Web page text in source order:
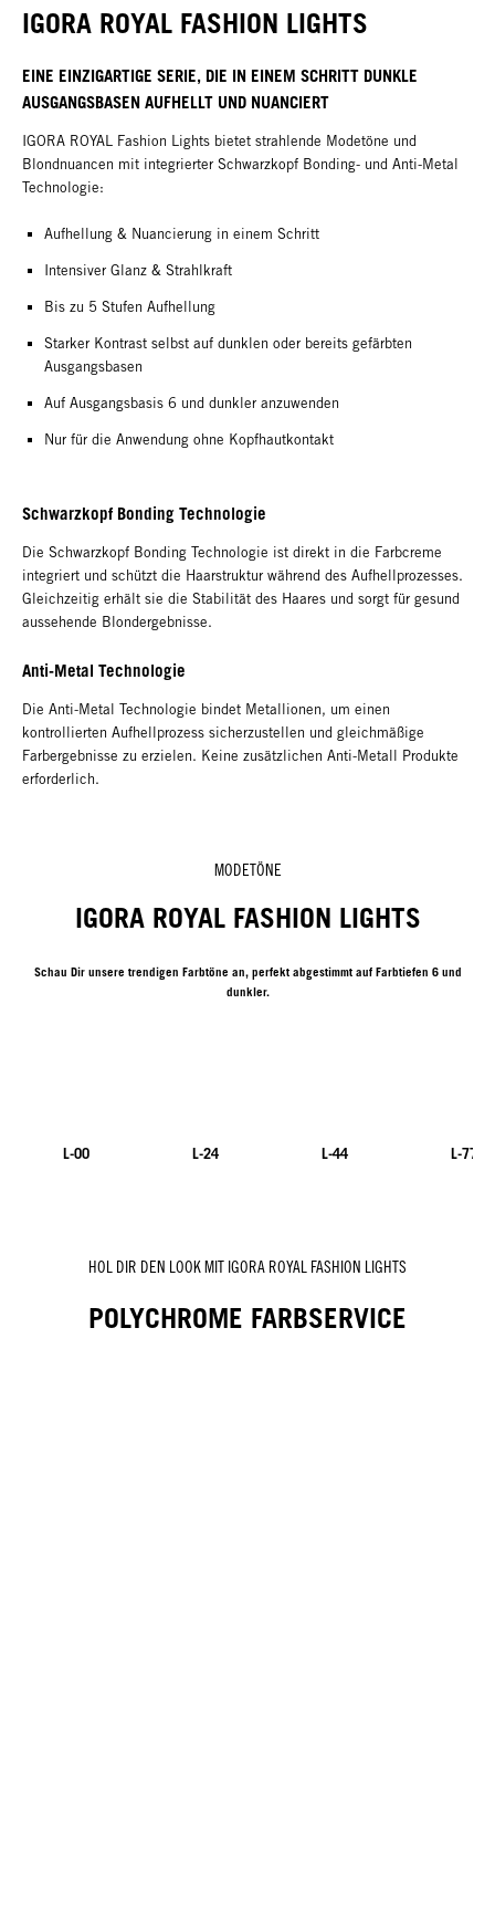
IGORA ROYAL FASHION LIGHTS
EINE EINZIGARTIGE SERIE, DIE IN EINEM SCHRITT DUNKLE
AUSGANGSBASEN AUFHELLT UND NUANCIERT
IGORA ROYAL Fashion Lights bietet strahlende Modetöne und
Blondnuancen mit integrierter Schwarzkopf Bonding- und Anti-Metal
Technologie:
Aufhellung & Nuancierung in einem Schritt
Intensiver Glanz & Strahlkraft
Bis zu 5 Stufen Aufhellung
Starker Kontrast selbst auf dunklen oder bereits gefärbten
Ausgangsbasen
Auf Ausgangsbasis 6 und dunkler anzuwenden
Nur für die Anwendung ohne Kopfhautkontakt
Schwarzkopf Bonding Technologie
Die Schwarzkopf Bonding Technologie ist direkt in die Farbcreme
integriert und schützt die Haarstruktur während des Aufhellprozesses.
Gleichzeitig erhält sie die Stabilität des Haares und sorgt für gesund
aussehende Blondergebnisse.
Anti-Metal Technologie
Die Anti-Metal Technologie bindet Metallionen, um einen
kontrollierten Aufhellprozess sicherzustellen und gleichmäßige
Farbergebnisse zu erzielen. Keine zusätzlichen Anti-Metall Produkte
erforderlich.
MODETÖNE
IGORA ROYAL FASHION LIGHTS
Schau Dir unsere trendigen Farbtöne an, perfekt abgestimmt auf Farbtiefen 6 und
dunkler.
L-00 L-24 L-44 L-77
HOL DIR DEN LOOK MIT IGORA ROYAL FASHION LIGHTS
POLYCHROME FARBSERVICE